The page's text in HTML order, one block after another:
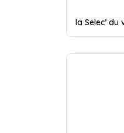
la Selec’ du